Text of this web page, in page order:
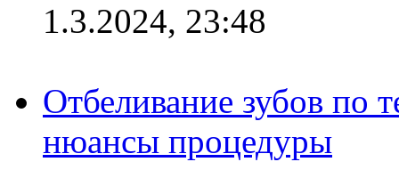
1.3.2024, 23:48
Отбеливание зубов по
нюансы процедуры